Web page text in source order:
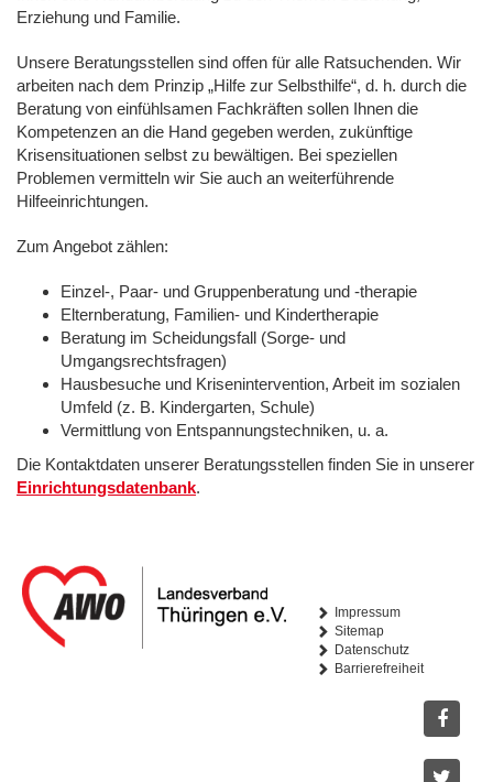
Erziehung und Familie.
Unsere Beratungsstellen sind offen für alle Ratsuchenden. Wir
arbeiten nach dem Prinzip „Hilfe zur Selbsthilfe“, d. h. durch die
Beratung von einfühlsamen Fachkräften sollen Ihnen die
Kompetenzen an die Hand gegeben werden, zukünftige
Krisensituationen selbst zu bewältigen. Bei speziellen
Problemen vermitteln wir Sie auch an weiterführende
Hilfeeinrichtungen.
Zum Angebot zählen:
Einzel-, Paar- und Gruppenberatung und -therapie
Elternberatung, Familien- und Kindertherapie
Beratung im Scheidungsfall (Sorge- und
Umgangsrechtsfragen)
Hausbesuche und Krisenintervention, Arbeit im sozialen
Umfeld (z. B. Kindergarten, Schule)
Vermittlung von Entspannungstechniken, u. a.
Die Kontaktdaten unserer Beratungsstellen finden Sie in unserer
Einrichtungsdatenbank.
Impressum
Sitemap
Datenschutz
Barrierefreiheit